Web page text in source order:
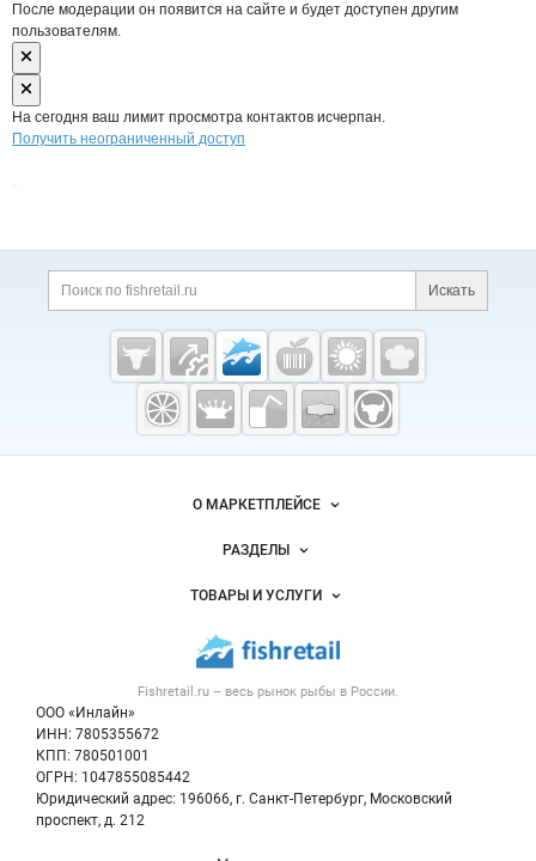
После модерации он появится на сайте и будет доступен другим
пользователям.
На сегодня ваш лимит просмотра контактов исчерпан.
Получить неограниченный доступ
Дополнительная информация
Поиск по сайту и
Искать
Cсылки на полезные проекты
Fishretail.ru —
рыба,
морепродукты
Важные разделы и контакты
Fishretail.ru – весь рынок рыбы в России.
ООО «Инлайн»
ИНН: 7805355672
КПП: 780501001
ОГРН: 1047855085442
Юридический адрес: 196066, г. Санкт-Петербург, Московский
проспект, д. 212
Навигация по сайтуО МАРКЕТПЛЕЙСЕ
Новости Fishretail.ru
Размещение рекламы
Публичная оферта
Контактная информация
Политика обработки персональных данных
РАЗДЕЛЫ
Объявления
Новости рынка
Блог
ТОВАРЫ И УСЛУГИ
Рыба
Икра